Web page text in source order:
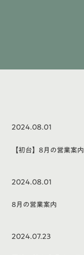
2024.08.01
【初台】8月の営業案内
2024.08.01
8月の営業案内
2024.07.23